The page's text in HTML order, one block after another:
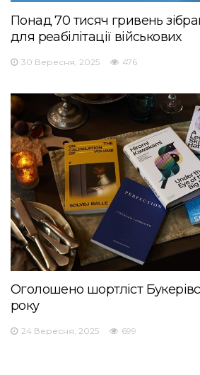
Понад 70 тисяч гривень
для реабілітації військових
30 Вересня, 2025 476
Оголошено шортліст
року
24 Вересня, 2025 699